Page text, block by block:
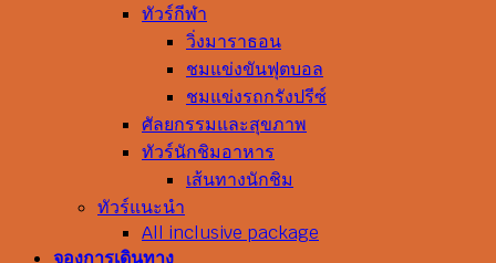
ทัวร์กีฬา
วิ่งมาราธอน
ชมแข่งขันฟุตบอล
ชมแข่งรถกรังปรีซ์
ศัลยกรรมและสุขภาพ
ทัวร์นักชิมอาหาร
เส้นทางนักชิม
ทัวร์แนะนำ
All inclusive package
จองการเดินทาง